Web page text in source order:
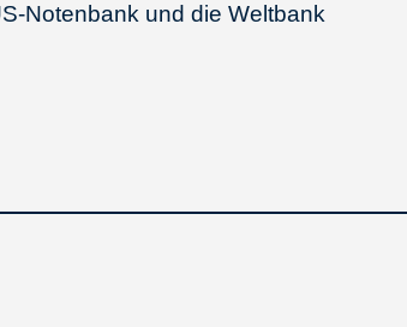
Notenbank und die Weltbank